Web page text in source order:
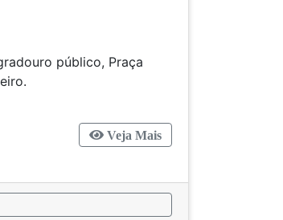
público, Praça
do Cruzeiro.
Veja Mais